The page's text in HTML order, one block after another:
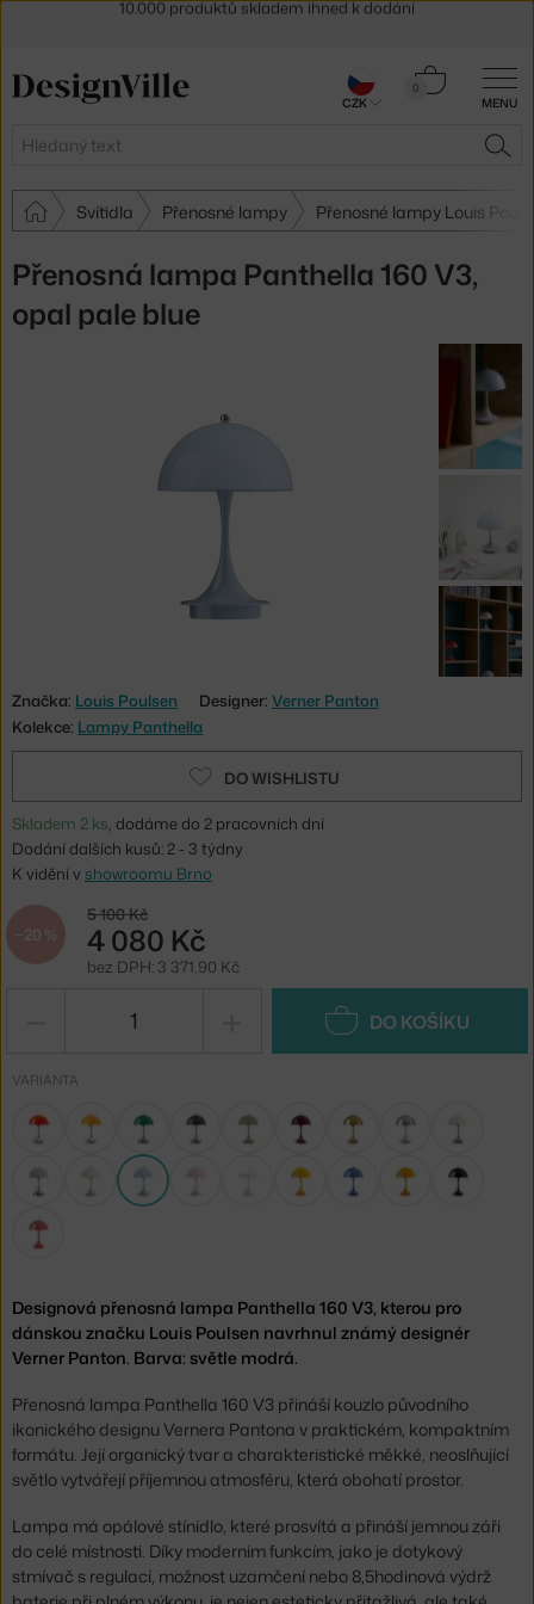
MENU
Hledat
0
Košík
Svítidla Přenosné lampy Přenosné lampy Louis
Přenosná lampa Panthella 160 V3,
opal pale blue
Značka: Louis Poulsen Designer: Verner Panton
Kolekce: Lampy Panthella
DO WISHLISTU
Skladem 2 ks, dodáme do 2 pracovních dní
Dodání dalších kusů: 2 - 3 týdny
K vidění v showroomu Brno
−20 %
5 100 Kč
4 080 Kč
bez DPH: 3 371,90 Kč
DO KOŠÍKU
VARIANTA
Designová přenosná lampa Panthella 160 V3, kterou pro
dánskou značku Louis Poulsen navrhnul známý designér
Verner Panton. Barva: světle modrá.
Přenosná lampa Panthella 160 V3 přináší kouzlo původního
ikonického designu Vernera Pantona v praktickém, kompaktním
formátu. Její organický tvar a charakteristické měkké, neoslňující
světlo vytvářejí příjemnou atmosféru, která obohatí prostor.
Lampa má opálové stínidlo, které prosvítá a přináší jemnou záři
do celé místnosti. Díky moderním funkcím, jako je dotykový
stmívač s regulací, možnost uzamčení nebo 8,5hodinová výdrž
30 dní na vrácení zboží
CZK